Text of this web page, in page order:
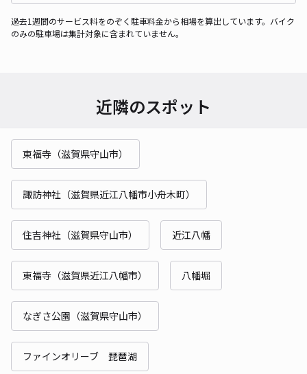
過去1週間のサービス料をのぞく駐車料金から相場を算出しています。バイク
のみの駐車場は集計対象に含まれていません。
近隣のスポット
東福寺（滋賀県守山市）
諏訪神社（滋賀県近江八幡市小舟木町）
住吉神社（滋賀県守山市） 近江八幡
東福寺（滋賀県近江八幡市） 八幡堀
なぎさ公園（滋賀県守山市）
ファインオリーブ 琵琶湖